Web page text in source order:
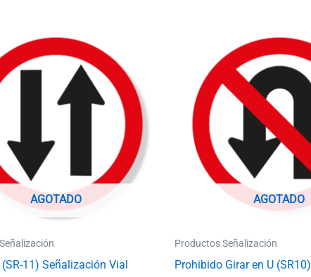
AGOTADO
11) Señalización Vial
AGOTADO
Productos Señalización
Prohibido Girar en U (SR10)